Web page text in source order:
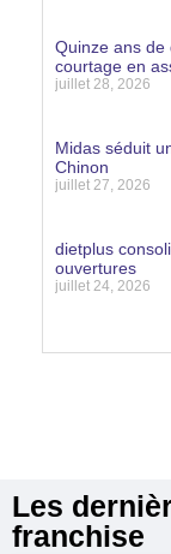
Quinze ans de
courtage en
juillet 28, 2026
Midas séduit
Chinon
juillet 27, 2026
dietplus
ouvertures
juillet 24, 2026
Les
franchise